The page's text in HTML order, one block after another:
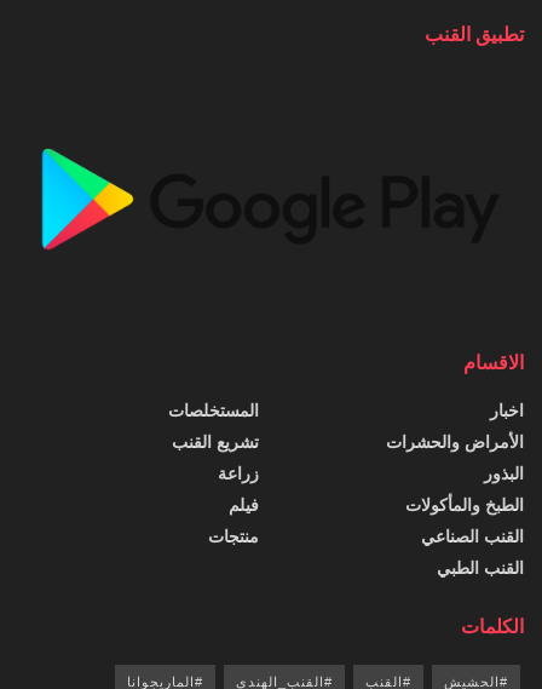
تطبيق القنب
الاقسام
اخبار
الأمراض والحشرات
البذور
الطبخ والمأكولات
القنب الصناعي
القنب الطبي
المستخلصات
تشريع القنب
زراعة
فيلم
منتجات
الكلمات
#الحشيش #القنب #القنب_الهندي #الماريجوانا